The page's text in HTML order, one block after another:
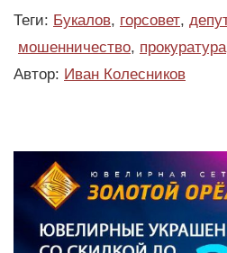
Теги: Букалов, горсовет,
мошенничество, прокуратура
Автор: Иван Колесников